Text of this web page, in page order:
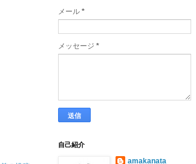
メール *
メッセージ *
自己紹介
amakanata